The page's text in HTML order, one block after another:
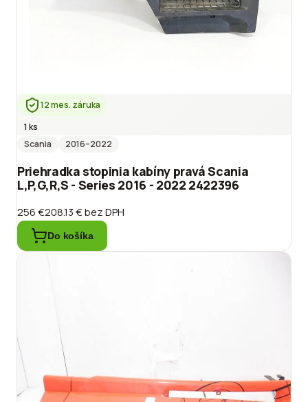
12 mes. záruka
1 ks
Scania
2016–2022
Priehradka stopinia kabíny pravá Scania
L,P,G,R,S - Series 2016 - 2022 2422396
256 €208.13 €bez DPH
Do košíka